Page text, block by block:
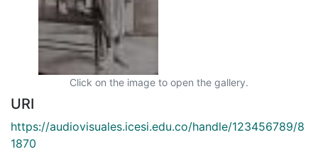
Click on the image to open the gallery.
URI
https://audiovisuales.icesi.edu.co/handle/123456789/8
1870